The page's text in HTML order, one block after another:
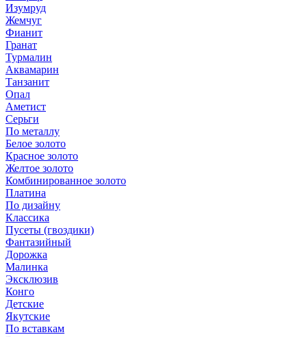
Изумруд
Жемчуг
Фианит
Гранат
Турмалин
Аквамарин
Танзанит
Опал
Аметист
Серьги
По металлу
Белое золото
Красное золото
Желтое золото
Комбинированное золото
Платина
По дизайну
Классика
Пусеты (гвоздики)
Фантазийный
Дорожка
Малинка
Эксклюзив
Конго
Детские
Якутские
По вставкам